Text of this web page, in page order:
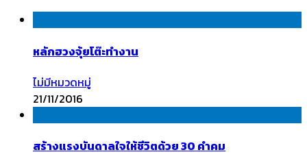
หลักฮวงจุ้ยโต๊ะทำงาน
ไม่มีหมวดหมู่
21/11/2016
สร้างแรงบันดาลใจให้ชีวิตด้วย 30 คำคม